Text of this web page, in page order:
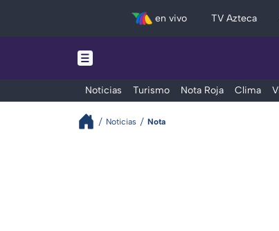
en vivo TV Azteca
Noticias Turismo Nota Roja Clima
Noticias Nota